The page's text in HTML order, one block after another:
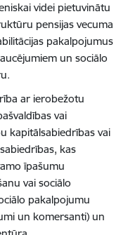
videi pietuvinātu
pensijas vecuma
pakalpojumus
un sociālo
ar ierobežotu
vai
kapitālsabiedrības vai
kas
īpašumu
vai sociālo
pakalpojumu
un komersanti) un